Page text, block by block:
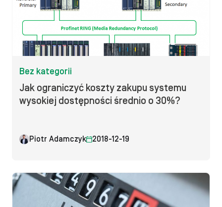
Bez kategorii
Jak ograniczyć koszty zakupu systemu
wysokiej dostępności średnio o 30%?
Piotr Adamczyk 2018-12-19